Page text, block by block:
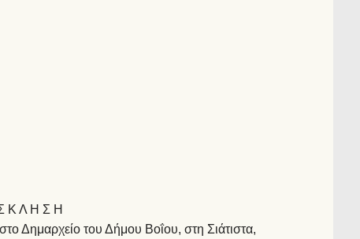
Κ Λ Η Σ Η
Δημαρχείο του Δήμου Βοΐου, στη Σιάτιστα,